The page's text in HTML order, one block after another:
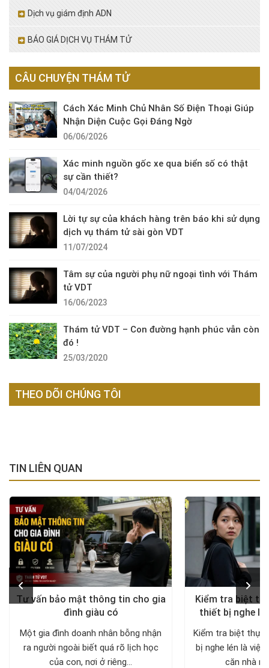
Dịch vụ giám định ADN
BÁO GIÁ DỊCH VỤ THÁM TỬ
CÂU CHUYỆN THÁM TỬ
Cách Xác Minh Chủ Nhân Số Điện Thoại Giúp
Nhận Diện Cuộc Gọi Đáng Ngờ
06/06/2026
Xác minh nguồn gốc xe qua biển số có thật
sự cần thiết?
04/04/2026
Lời tự sự của khách hàng trên báo khi sử dụng
dịch vụ thám tử sài gòn VDT
11/07/2024
Tâm sự của người phụ nữ ngoại tình với Thám
tử VDT
16/06/2023
Thám tử VDT – Con đường hạnh phúc vẫn còn
đó !
25/03/2020
THEO DÕI CHÚNG TÔI
TIN LIÊN QUAN
Tư vấn bảo mật thông tin cho gia
đình giàu có
Một gia đình doanh nhân bỗng nhận
ra người ngoài biết quá rõ lịch học
của con, nơi ở riêng...
Kiểm tra biệt
thiết bị nghe
Kiểm tra biệt thự
bị nghe lén là
căn nhà